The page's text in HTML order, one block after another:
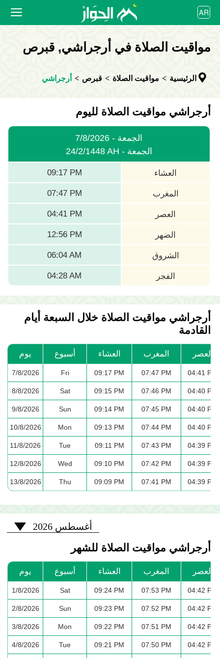
التقويم
التعاون
AR
العربية
বাংলা
bahasa Indonesia
اردو
مواقيت الصلاة في أرجراشي, قبرص
الرئيسية > مواقيت الصلاة > قبرص > أرجراشي
أرجراشي مواقيت الصلاة لليوم
7/8/2026 - الجمعة
24/2/1448 AH - الجمعة
09:17 PM العشاء
07:47 PM المغرب
04:41 PM العصر
12:56 PM الضهر
06:04 AM الشروق
04:28 AM الفجر
أرجراشي مواقيت الصلاة خلال السبعة أيام
القادمة
يوم أسبوع العشاء المغرب العصر
7/8/2026 Fri 09:17 PM 07:47 PM 04:41 PM
8/8/2026 Sat 09:15 PM 07:46 PM 04:40 PM
9/8/2026 Sun 09:14 PM 07:45 PM 04:40 PM
10/8/2026 Mon 09:13 PM 07:44 PM 04:40 PM
11/8/2026 Tue 09:11 PM 07:43 PM 04:39 PM
12/8/2026 Wed 09:10 PM 07:42 PM 04:39 PM
13/8/2026 Thu 09:09 PM 07:41 PM 04:39 PM
أرجراشي مواقيت الصلاة للشهر
2026-08
أغسطس 2026
يوم أسبوع العشاء المغرب العصر
1/8/2026 Sat 09:24 PM 07:53 PM 04:42 PM
2/8/2026 Sun 09:23 PM 07:52 PM 04:42 PM
3/8/2026 Mon 09:22 PM 07:51 PM 04:42 PM
4/8/2026 Tue 09:21 PM 07:50 PM 04:42 PM